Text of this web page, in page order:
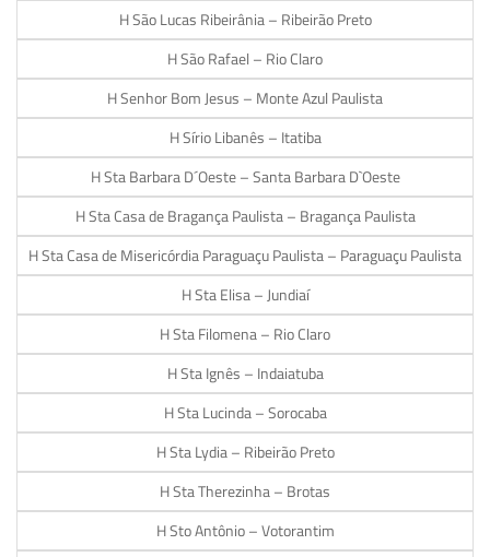
H São Lucas Ribeirânia – Ribeirão Preto
H São Rafael – Rio Claro
H Senhor Bom Jesus – Monte Azul Paulista
H Sírio Libanês – Itatiba
H Sta Barbara D´Oeste – Santa Barbara D`Oeste
H Sta Casa de Bragança Paulista – Bragança Paulista
H Sta Casa de Misericórdia Paraguaçu Paulista – Paraguaçu Paulista
H Sta Elisa – Jundiaí
H Sta Filomena – Rio Claro
H Sta Ignês – Indaiatuba
H Sta Lucinda – Sorocaba
H Sta Lydia – Ribeirão Preto
H Sta Therezinha – Brotas
H Sto Antônio – Votorantim